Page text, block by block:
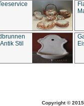
Stil
Copyright ©